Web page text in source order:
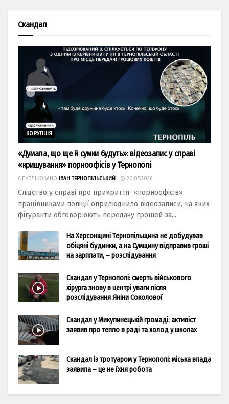
Скандал
КОРУПЦІЯ
«Думала, що ще й сумки будуть»: відеозапис у справі
«кришування» порноофісів у Тернополі
ОПУБЛІКОВАНО ІВАН ТЕРНОПІЛЬСЬКИЙ 20.05.2026
Слідство у справі про прикриття «порноофісів»
працівниками поліції оприлюднило відеозаписи, на яких
фігуранти обговорюють передачу грошей за...
На Херсонщині Тернопільщина не добудував
обіцяні будинки, а на Сумщину відправив гроші
на зарплати, – розслідування
Скандал у Тернополі: смерть військового
хірурга знову в центрі уваги після
розслідування Яніни Соколової
Скандал у Микулинецькій громаді: активіст
заявив про тепло в раді та холод у школах
Скандал із тротуаром у Тернополі: міська влада
заявила – це не їхня робота